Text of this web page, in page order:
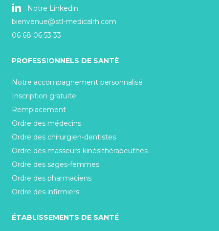
Notre Linkedin
bienvenue@stl-medicalrh.com
06 68 06 53 33
PROFESSIONNELS DE SANTÉ
Notre accompagnement personnalisé
Inscription gratuite
Remplacement
Ordre des médecins
Ordre des chirurgien-dentistes
Ordre des masseurs-kinésithérapeuthes
Ordre des sages-femmes
Ordre des pharmaciens
Ordre des infirmiers
ÉTABLISSEMENTS DE SANTÉ